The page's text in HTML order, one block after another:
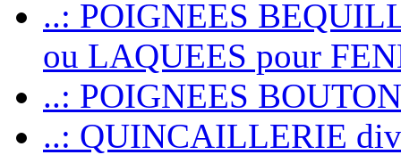
..: POIGNEES
ou LAQUEES pour
..: POIGNEES
..: QUINCAILLERIE